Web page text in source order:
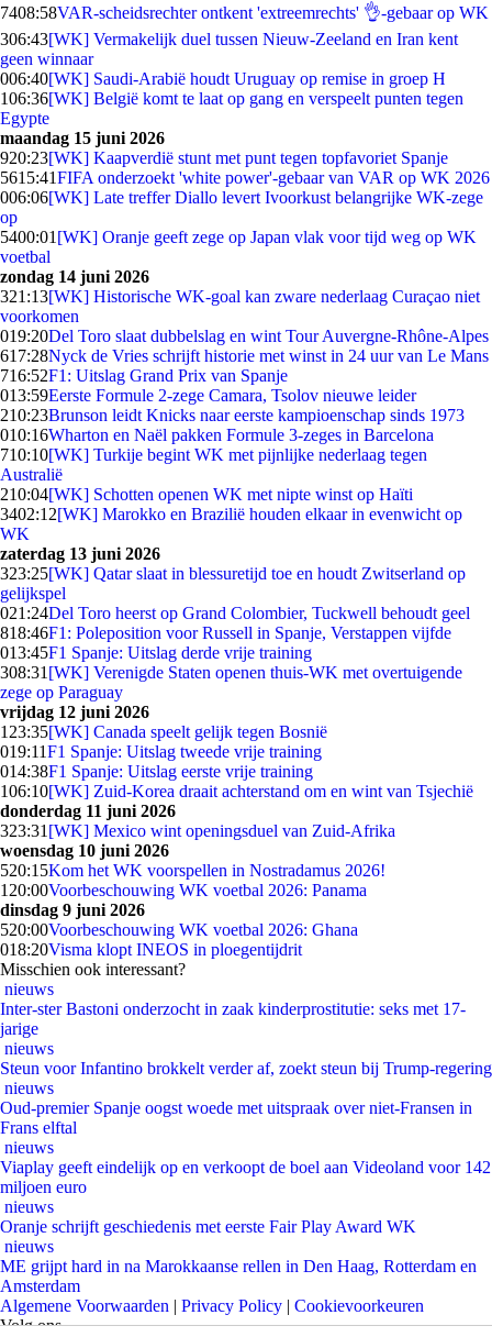
7408:58VAR-scheidsrechter ontkent 'extreemrechts' 👌-gebaar op WK
306:43[WK] Vermakelijk duel tussen Nieuw-Zeeland en Iran kent
geen winnaar
006:40[WK] Saudi-Arabië houdt Uruguay op remise in groep H
106:36[WK] België komt te laat op gang en verspeelt punten tegen
Egypte
maandag 15 juni 2026
920:23[WK] Kaapverdië stunt met punt tegen topfavoriet Spanje
5615:41FIFA onderzoekt 'white power'-gebaar van VAR op WK 2026
006:06[WK] Late treffer Diallo levert Ivoorkust belangrijke WK-zege
op
5400:01 [WK] Oranje geeft zege op Japan vlak voor tijd weg op WK
voetbal
zondag 14 juni 2026
321:13[WK] Historische WK-goal kan zware nederlaag Curaçao niet
voorkomen
019:20Del Toro slaat dubbelslag en wint Tour Auvergne-Rhône-Alpes
617:28Nyck de Vries schrijft historie met winst in 24 uur van Le Mans
716:52F1: Uitslag Grand Prix van Spanje
013:59Eerste Formule 2-zege Camara, Tsolov nieuwe leider
210:23Brunson leidt Knicks naar eerste kampioenschap sinds 1973
010:16Wharton en Naël pakken Formule 3-zeges in Barcelona
710:10[WK] Turkije begint WK met pijnlijke nederlaag tegen
Australië
210:04[WK] Schotten openen WK met nipte winst op Haïti
3402:12[WK] Marokko en Brazilië houden elkaar in evenwicht op
WK
zaterdag 13 juni 2026
323:25[WK] Qatar slaat in blessuretijd toe en houdt Zwitserland op
gelijkspel
021:24Del Toro heerst op Grand Colombier, Tuckwell behoudt geel
818:46F1: Poleposition voor Russell in Spanje, Verstappen vijfde
013:45F1 Spanje: Uitslag derde vrije training
308:31 [WK] Verenigde Staten openen thuis-WK met overtuigende
zege op Paraguay
vrijdag 12 juni 2026
1 23:35[WK] Canada speelt gelijk tegen Bosnië
019:11F1 Spanje: Uitslag tweede vrije training
014:38F1 Spanje: Uitslag eerste vrije training
106:10[WK] Zuid-Korea draait achterstand om en wint van Tsjechië
donderdag 11 juni 2026
323:31 [WK] Mexico wint openingsduel van Zuid-Afrika
woensdag 10 juni 2026
520:15Kom het WK voorspellen in Nostradamus 2026!
1 20:00Voorbeschouwing WK voetbal 2026: Panama
dinsdag 9 juni 2026
520:00Voorbeschouwing WK voetbal 2026: Ghana
018:20Visma klopt INEOS in ploegentijdrit
Misschien ook interessant?
nieuws
Inter-ster Bastoni onderzocht in zaak kinderprostitutie: seks met 17-
jarige
nieuws
Steun voor Infantino brokkelt verder af, zoekt steun bij Trump-regering
nieuws
Oud-premier Spanje oogst woede met uitspraak over niet-Fransen in
Frans elftal
nieuws
Viaplay geeft eindelijk op en verkoopt de boel aan Videoland voor 142
miljoen euro
nieuws
Oranje schrijft geschiedenis met eerste Fair Play Award WK
nieuws
ME grijpt hard in na Marokkaanse rellen in Den Haag, Rotterdam en
Amsterdam
Algemene Voorwaarden | Privacy Policy | Cookievoorkeuren
Volg ons